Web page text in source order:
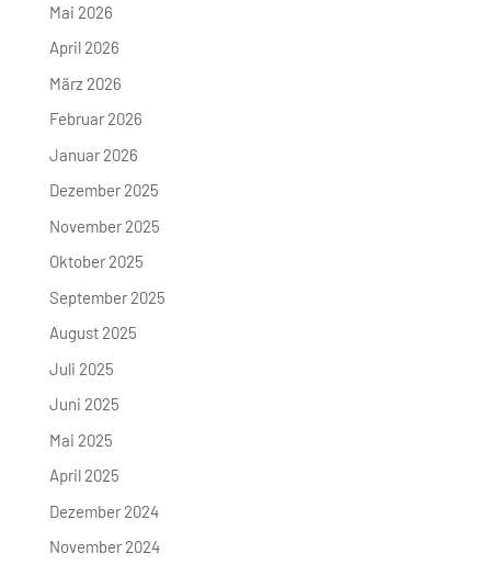
Mai 2026
April 2026
März 2026
Februar 2026
Januar 2026
Dezember 2025
November 2025
Oktober 2025
September 2025
August 2025
Juli 2025
Juni 2025
Mai 2025
April 2025
Dezember 2024
November 2024